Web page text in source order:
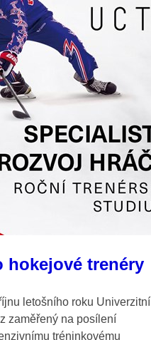
hokejové trenéry
letošního roku Univerzitní
zaměřený na posílení
tréninkovému